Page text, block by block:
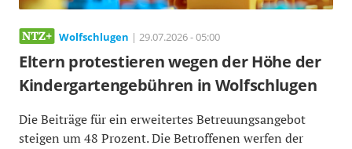
Wolfschlugen | 29.07.2026 - 05:00
Eltern protestieren wegen der Höhe der
Kindergartengebühren in Wolfschlugen
Die Beiträge für ein erweitertes Betreuungsangebot
steigen um 48 Prozent. Die Betroffenen werfen der